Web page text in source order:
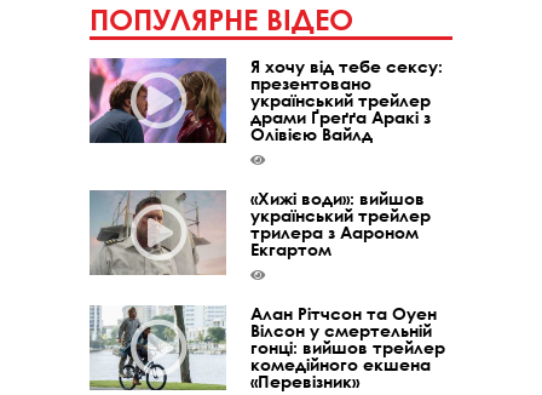
ПОПУЛЯРНЕ ВІДЕО
Я хочу від тебе сексу:
презентовано
український трейлер
драми Ґреґґа Аракі з
Олівією Вайлд
«Хижі води»: вийшов
український трейлер
трилера з Аароном
Екгартом
Алан Рітчсон та Оуен
Вілсон у смертельній
гонці: вийшов трейлер
комедійного екшена
«Перевізник»